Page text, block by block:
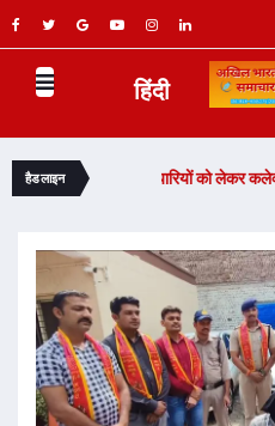
हिंदी
हैडलाइनकी तैयारियों को लेकर कलेक्टर डॉ.